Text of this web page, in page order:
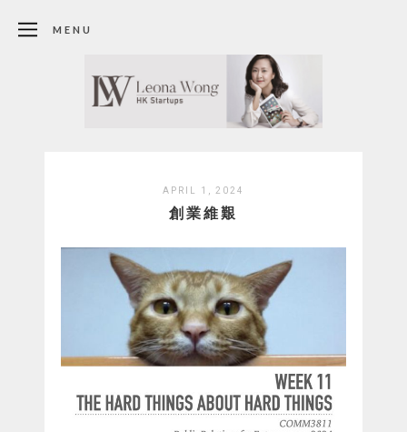
MENU
APRIL 1, 2024
創業維艱